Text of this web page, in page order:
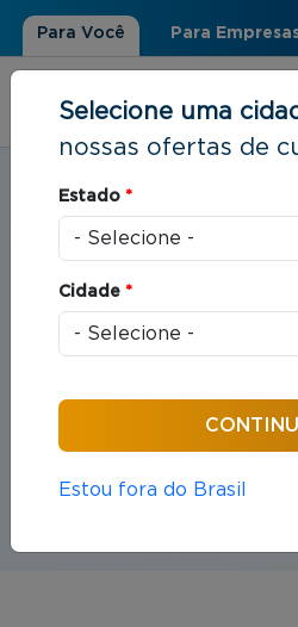
Para Você Para
Estudar em:Ribeirão Preto, SP
Você está aqui
Cursos em
jurídicas que organizam as
e sociedade.
Selecione uma
nossas ofertas de
Estado *
Cidade *
Estou fora do Brasil